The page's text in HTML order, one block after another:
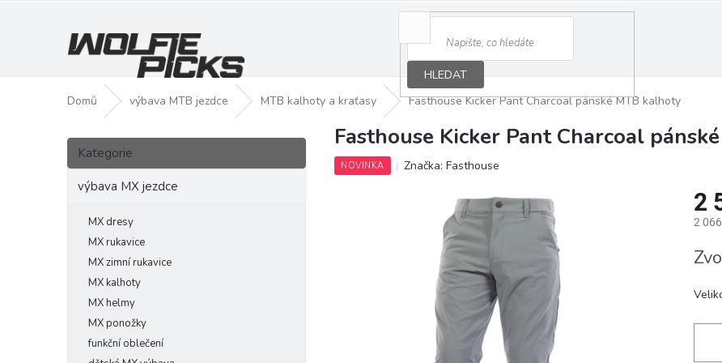
HLEDAT
Domů výbava MTB jezdce MTB kalhoty a kraťasy Fasthouse Kicker Pant Charcoal pánské MTB kalhoty
P
s
Přeskočit
kategorie
Kategorie
výbava MX jezdce
MX dresy
MX rukavice
MX zimní rukavice
MX kalhoty
MX helmy
MX ponožky
funkční oblečení
Fasthouse Kicker Pant Charcoal
NOVINKA Značka:Fasthouse
2
2
cena: